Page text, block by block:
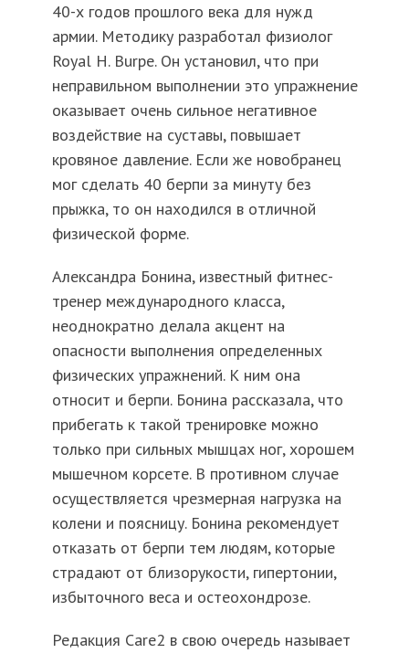
40-х годов прошлого века для нужд
армии. Методику разработал физиолог
Royal H. Burpe. Он установил, что при
неправильном выполнении это упражнение
оказывает очень сильное негативное
воздействие на суставы, повышает
кровяное давление. Если же новобранец
мог сделать 40 берпи за минуту без
прыжка, то он находился в отличной
физической форме.
Александра Бонина, известный фитнес-
тренер международного класса,
неоднократно делала акцент на
опасности выполнения определенных
физических упражнений. К ним она
относит и берпи. Бонина рассказала, что
прибегать к такой тренировке можно
только при сильных мышцах ног, хорошем
мышечном корсете. В противном случае
осуществляется чрезмерная нагрузка на
колени и поясницу. Бонина рекомендует
отказать от берпи тем людям, которые
страдают от близорукости, гипертонии,
избыточного веса и остеохондрозе.
Редакция Care2 в свою очередь называет